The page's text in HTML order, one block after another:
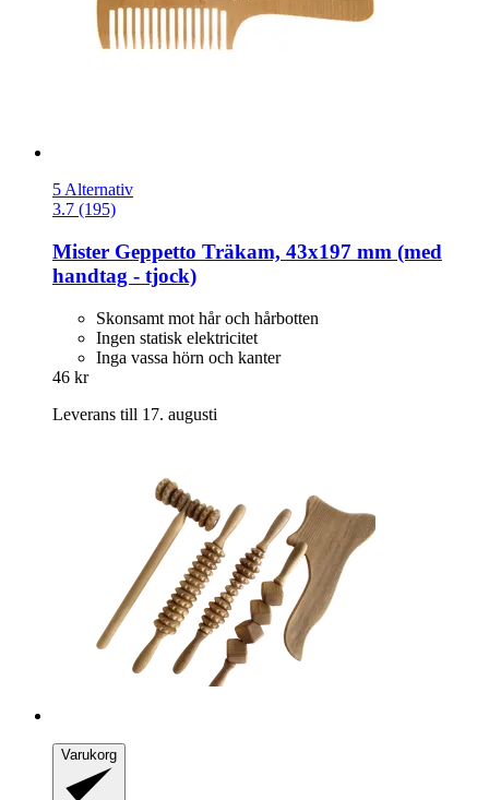
5 Alternativ
3.7 (195)
Mister Geppetto Träkam, 43x197 mm (med
handtag -​ tjock)
Skonsamt mot hår och hårbotten
Ingen statisk elektricitet
Inga vassa hörn och kanter
46 kr
Leverans till 17. augusti
Varukorg